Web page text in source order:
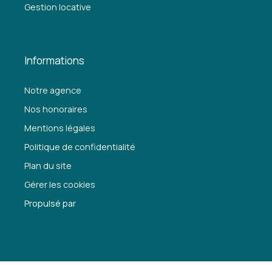
Gestion locative
Informations
Notre agence
Nos honoraires
Mentions légales
Politique de confidentialité
Plan du site
Gérer les cookies
Propulsé par